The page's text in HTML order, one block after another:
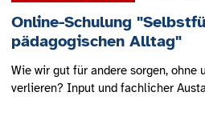
Online-Schulung
pädagogischen Alltag"
Wie wir gut für andere sorgen, ohne
verlieren? Input und fachlicher